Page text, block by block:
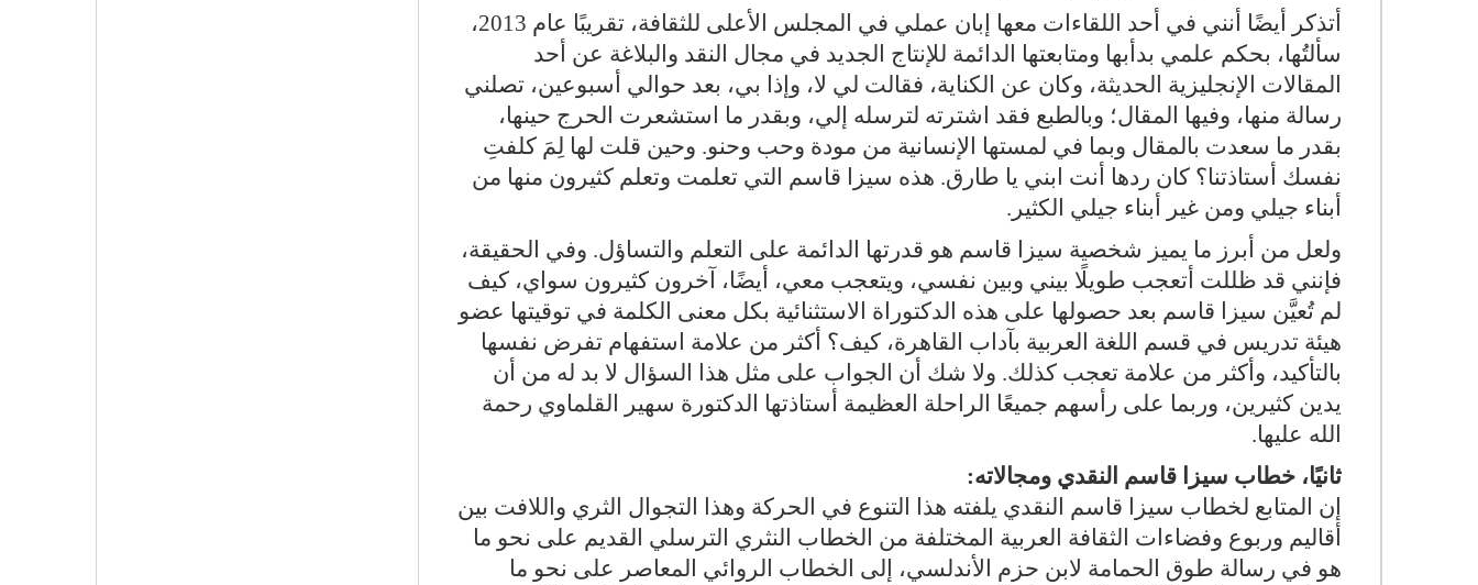
أتذكر أيضًا أنني في أحد اللقاءات معها إبان عملي في المجلس الأعلى للثقافة، تقريبًا عام 2013،
سألتُها، بحكم علمي بدأبها ومتابعتها الدائمة للإنتاج الجديد في مجال النقد والبلاغة عن أحد
المقالات الإنجليزية الحديثة، وكان عن الكناية، فقالت لي لا، وإذا بي، بعد حوالي أسبوعين، تصلني
رسالة منها، وفيها المقال؛ وبالطبع فقد اشترته لترسله إلي، وبقدر ما استشعرت الحرج حينها،
بقدر ما سعدت بالمقال وبما في لمستها الإنسانية من مودة وحب وحنو. وحين قلت لها لِمَ كلفتِ
نفسك أستاذتنا؟ كان ردها أنت ابني يا طارق. هذه سيزا قاسم التي تعلمت وتعلم كثيرون منها من
أبناء جيلي ومن غير أبناء جيلي الكثير.
ولعل من أبرز ما يميز شخصية سيزا قاسم هو قدرتها الدائمة على التعلم والتساؤل. وفي الحقيقة،
فإنني قد ظللت أتعجب طويلًا بيني وبين نفسي، ويتعجب معي، أيضًا، آخرون كثيرون سواي، كيف
لم تُعيَّن سيزا قاسم بعد حصولها على هذه الدكتوراة الاستثنائية بكل معنى الكلمة في توقيتها عضو
هيئة تدريس في قسم اللغة العربية بآداب القاهرة، كيف؟ أكثر من علامة استفهام تفرض نفسها
بالتأكيد، وأكثر من علامة تعجب كذلك. ولا شك أن الجواب على مثل هذا السؤال لا بد له من أن
يدين كثيرين، وربما على رأسهم جميعًا الراحلة العظيمة أستاذتها الدكتورة سهير القلماوي رحمة
الله عليها.
ثانيًا، خطاب سيزا قاسم النقدي ومجالاته:
إن المتابع لخطاب سيزا قاسم النقدي يلفته هذا التنوع في الحركة وهذا التجوال الثري واللافت بين
أقاليم وربوع وفضاءات الثقافة العربية المختلفة من الخطاب النثري الترسلي القديم على نحو ما
هو في رسالة طوق الحمامة لابن حزم الأندلسي، إلى الخطاب الروائي المعاصر على نحو ما